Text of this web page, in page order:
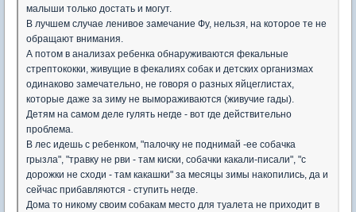
малыши только достать и могут.
В лучшем случае ленивое замечание Фу, нельзя, на которое те не
обращают внимания.
А потом в анализах ребенка обнаруживаются фекальные
стрептококки, живущие в фекалиях собак и детских организмах
одинаково замечательно, не говоря о разных яйцеглистах,
которые даже за зиму не вымораживаются (живучие гады).
Детям на самом деле гулять негде - вот где действительно
проблема.
В лес идешь с ребенком, "палочку не поднимай -ее собачка
грызла", "травку не рви - там киски, собачки какали-писали", "с
дорожки не сходи - там какашки" за месяцы зимы накопились, да и
сейчас прибавляются - ступить негде.
Дома то никому своим собакам место для туалета не приходит в